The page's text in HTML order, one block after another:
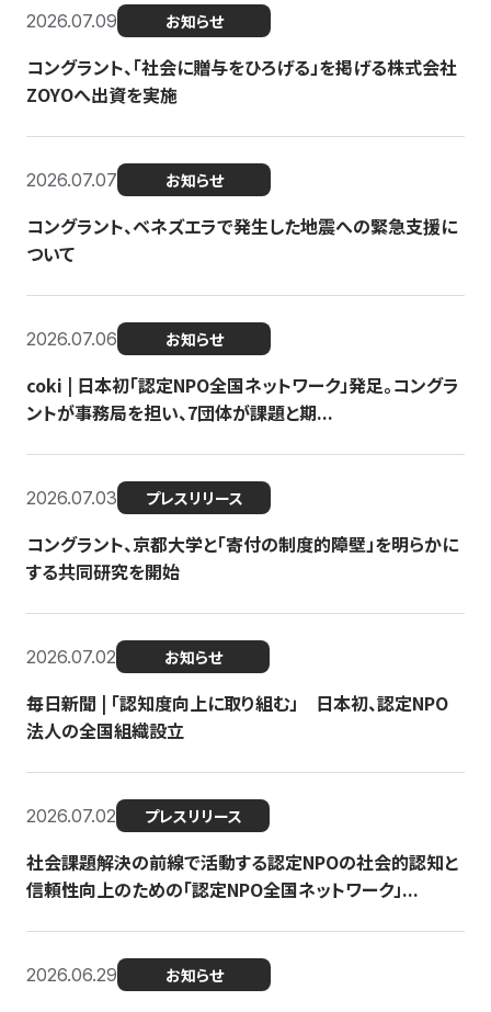
2026.07.09 お知らせ
コングラント、「社会に贈与をひろげる」を掲げる株式会社
ZOYOへ出資を実施
2026.07.07 お知らせ
コングラント、ベネズエラで発生した地震への緊急支援に
ついて
2026.07.06 お知らせ
coki | 日本初「認定NPO全国ネットワーク」発足。コングラ
ントが事務局を担い、7団体が課題と期...
2026.07.03 プレスリリース
コングラント、京都大学と「寄付の制度的障壁」を明らかに
する共同研究を開始
2026.07.02 お知らせ
毎日新聞 | 「認知度向上に取り組む」 日本初、認定NPO
法人の全国組織設立
2026.07.02 プレスリリース
社会課題解決の前線で活動する認定NPOの社会的認知と
信頼性向上のための「認定NPO全国ネットワーク」...
2026.06.29 お知らせ